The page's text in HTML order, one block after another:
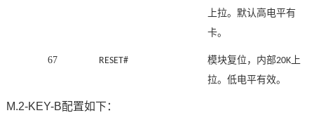
上拉。默认高电平有
卡。
67 RESET# 模块复位，内部20K上
拉。低电平有效。
M.2-KEY-B配置如下：